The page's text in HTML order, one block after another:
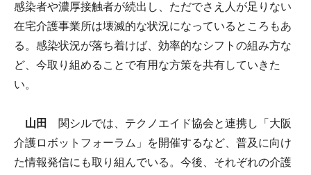
感染者や濃厚接触者が続出し、ただでさえ人が足りない
在宅介護事業所は壊滅的な状況になっているところもあ
る。感染状況が落ち着けば、効率的なシフトの組み方な
ど、今取り組めることで有用な方策を共有していきた
い。
山田
関シルでは、テクノエイド協会と連携し「大阪
介護ロボットフォーラム」を開催するなど、普及に向け
た情報発信にも取り組んでいる。今後、それぞれの介護